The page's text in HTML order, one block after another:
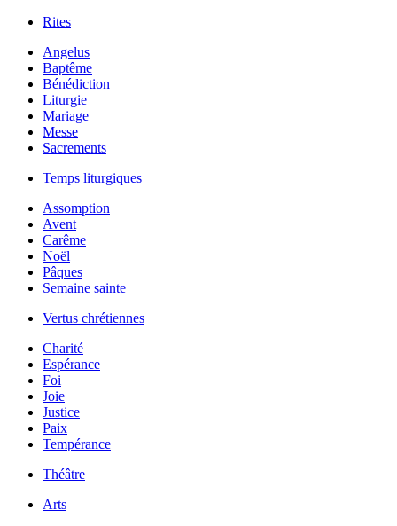
Rites
Angelus
Baptême
Bénédiction
Liturgie
Mariage
Messe
Sacrements
Temps liturgiques
Assomption
Avent
Carême
Noël
Pâques
Semaine sainte
Vertus chrétiennes
Charité
Espérance
Foi
Joie
Justice
Paix
Tempérance
Théâtre
Arts